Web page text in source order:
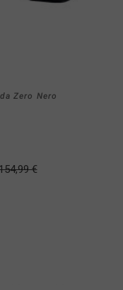
Zero Nero
€